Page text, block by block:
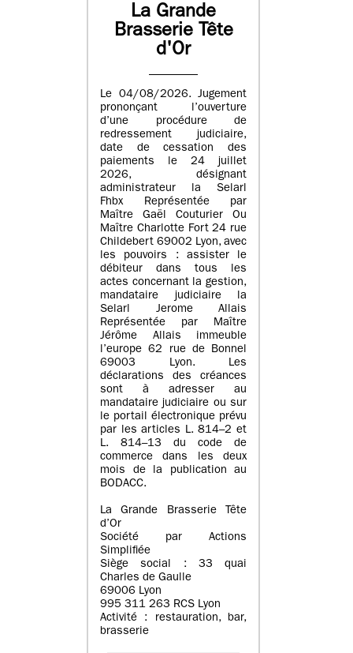
La Grande
Brasserie Tête
d'Or
Le 04/08/2026. Jugement
prononçant l’ouverture
d’une procédure de
redressement judiciaire,
date de cessation des
paiements le 24 juillet
2026, désignant
administrateur la Selarl
Fhbx Représentée par
Maître Gaël Couturier Ou
Maître Charlotte Fort 24 rue
Childebert 69002 Lyon, avec
les pouvoirs : assister le
débiteur dans tous les
actes concernant la gestion,
mandataire judiciaire la
Selarl Jerome Allais
Représentée par Maître
Jérôme Allais immeuble
l’europe 62 rue de Bonnel
69003 Lyon. Les
déclarations des créances
sont à adresser au
mandataire judiciaire ou sur
le portail électronique prévu
par les articles L. 814–2 et
L. 814–13 du code de
commerce dans les deux
mois de la publication au
BODACC.
La Grande Brasserie Tête
d’Or
Société par Actions
Simplifiée
Siège social : 33 quai
Charles de Gaulle
69006 Lyon
995 311 263 RCS Lyon
Activité : restauration, bar,
brasserie